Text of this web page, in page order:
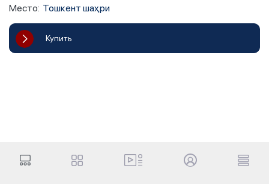
Место: Тошкент шаҳри
Купить